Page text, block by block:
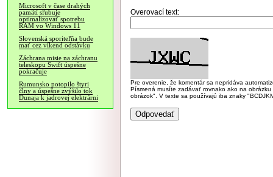
Microsoft v čase drahých
pamätí sľubuje
optimalizovať spotrebu
RAM vo Windows 11
Slovenská sporiteľňa bude
mať cez víkend odstávku
Záchrana misie na záchranu
teleskopu Swift úspešne
pokračuje
Rumunsko potopilo štyri
člny a úspešne zvýšilo tok
Dunaja k jadrovej elektrárni
Overovací text:
Pre overenie, že komentár sa nepridáva
Písmená musíte zadávať rovnako ako na
obrázok". V texte sa používajú iba znaky